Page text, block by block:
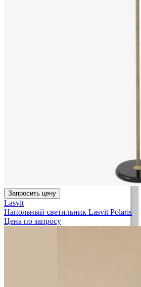
Запросить цену
Lasvit
Напольный светильник Lasvit Polaris
Цена по запросу